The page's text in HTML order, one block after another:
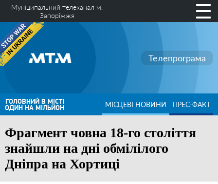
Муніципальний телеканал м.
Запоріжжя
Телепрограма
ГОЛОВНИЙ В МІСТІ
ОДИН НА МІЛЬЙОН МІСЦЕВІ НОВИНИ ПРЕС-ФАКТ
Фрагмент човна 18-го століття
знайшли на дні обмілілого
Дніпра на Хортиці